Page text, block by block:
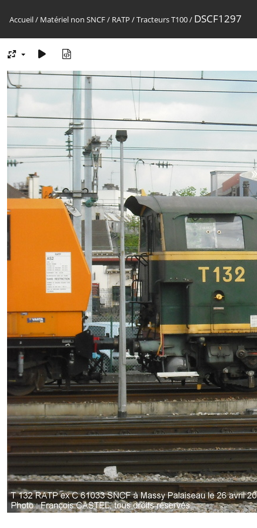
Accueil/ Matériel non SNCF/ RATP /Tracteurs T100/ DSCF1297